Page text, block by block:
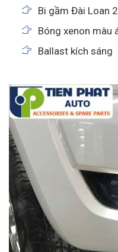
Bi gầm Đài Loan
Bóng xenon màu
Ballast kích sáng